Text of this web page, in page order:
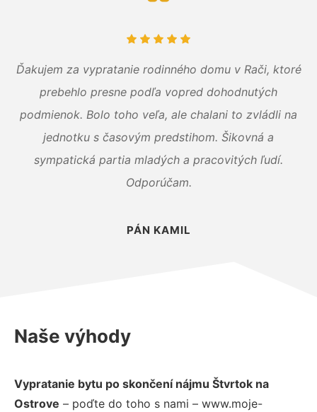
Ďakujem za vypratanie rodinného domu v Rači, ktoré
prebehlo presne podľa vopred dohodnutých
podmienok. Bolo toho veľa, ale chalani to zvládli na
jednotku s časovým predstihom. Šikovná a
sympatická partia mladých a pracovitých ľudí.
Odporúčam.
PÁN KAMIL
Naše výhody
Vypratanie bytu po skončení nájmu Štvrtok na
Ostrove – poďte do toho s nami – www.moje-